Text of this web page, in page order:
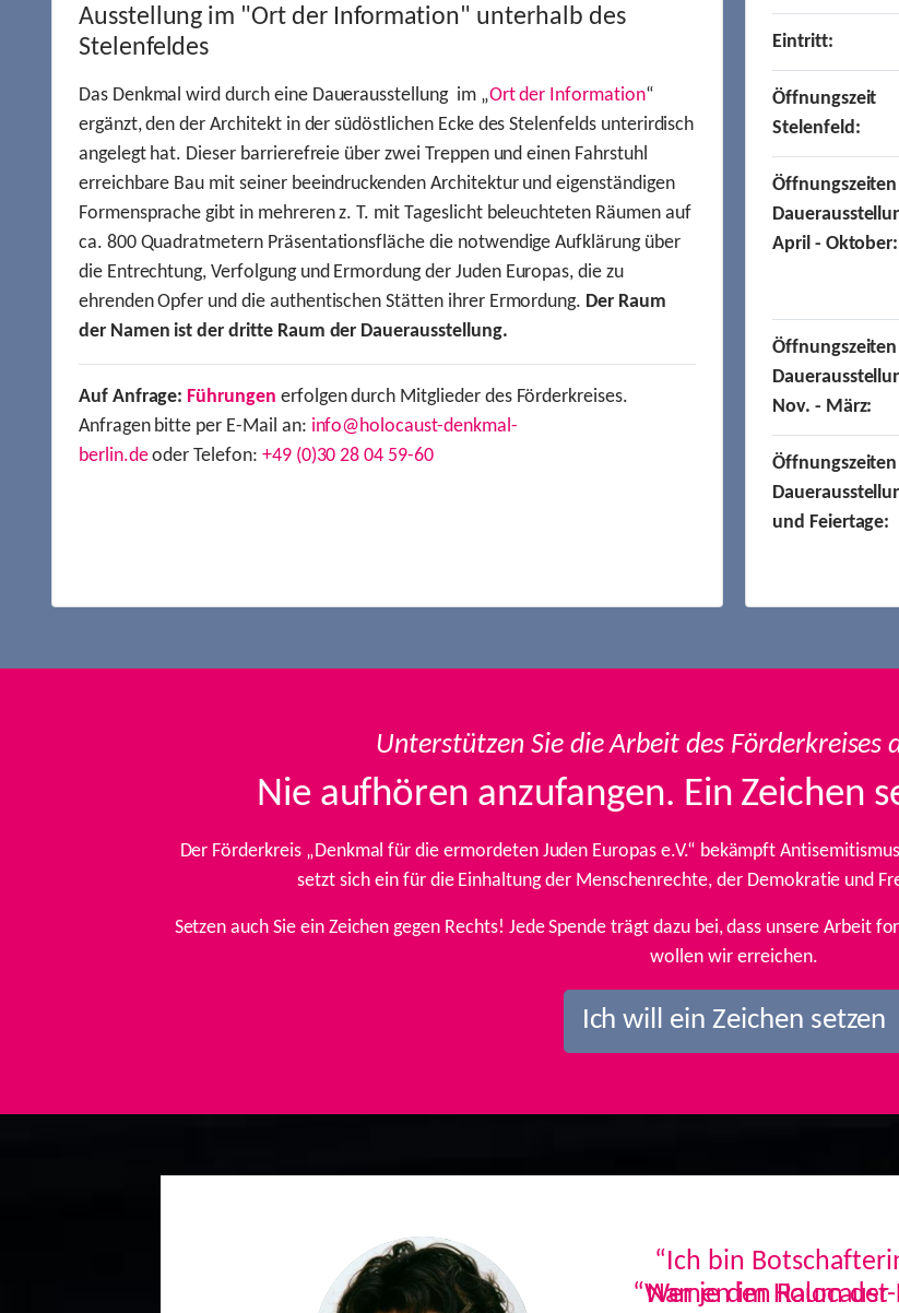
Ausstellung im "Ort der Information" unterhalb des
Stelenfeldes
Das Denkmal wird durch eine Dauerausstellung im „Ort der Information“
ergänzt, den der Architekt in der südöstlichen Ecke des Stelenfelds unterirdisch
angelegt hat. Dieser barrierefreie über zwei Treppen und einen Fahrstuhl
erreichbare Bau mit seiner beeindruckenden Architektur und eigenständigen
Formensprache gibt in mehreren z. T. mit Tageslicht beleuchteten Räumen auf
ca. 800 Quadratmetern Präsentationsfläche die notwendige Aufklärung über
die Entrechtung, Verfolgung und Ermordung der Juden Europas, die zu
ehrenden Opfer und die authentischen Stätten ihrer Ermordung. Der Raum
der Namen ist der dritte Raum der Dauerausstellung.
Auf Anfrage: Führungen erfolgen durch Mitglieder des Förderkreises.
Anfragen bitte per E-Mail an: info@holocaust-denkmal-
berlin.deoder Telefon: +49 (0)30 28 04 59-60
Eintritt:
Öffnungszeit
Stelenfeld:
Öffnungszeiten
April - Oktober:
Öffnungszeiten
Nov. - März:
Öffnungszeiten
und Feiertage:
Unterstützen Sie die Arbeit des Förderkreises
Nie aufhören anzufangen. Ein Zeichen
Der Förderkreis „Denkmal für die ermordeten Juden Europas e.V.“ bekämpft
setzt sich ein für die Einhaltung der Menschenrechte, der Demokratie und
Setzen auch Sie ein Zeichen gegen Rechts! Jede Spende trägt dazu bei, dass unsere Arbeit
wollen wir erreichen.
Ich will ein Zeichen setzen
“Ich bin
Namen im